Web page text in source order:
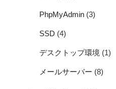
PhpMyAdmin (3)
SSD (4)
デスクトップ環境 (1)
メールサーバー (8)